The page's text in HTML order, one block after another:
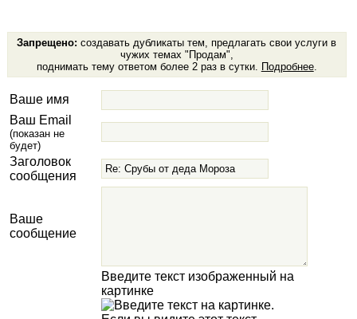
Запрещено: создавать дубликаты тем, предлагать свои услуги в
чужих темах "Продам",
поднимать тему ответом более 2 раз в сутки. Подробнее.
Ваше имя
Ваш Email
(показан не
будет)
Заголовок
сообщения
Ваше
сообщение
Введите текст изображенный на
картинке